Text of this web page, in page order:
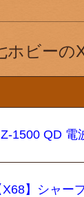
ホビーの
1500 QD 電
X68】シャー